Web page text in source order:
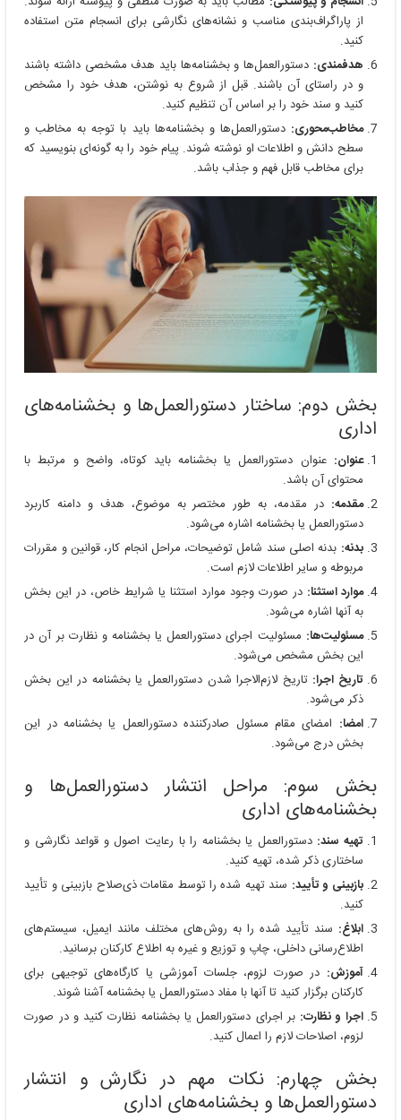
از پاراگراف‌بندی مناسب و نشانه‌های نگارشی برای انسجام متن استفاده
کنید.
هدفمندی: دستورالعمل‌ها و بخشنامه‌ها باید هدف مشخصی داشته باشند
و در راستای آن باشند. قبل از شروع به نوشتن، هدف خود را مشخص
کنید و سند خود را بر اساس آن تنظیم کنید.
مخاطب‌محوری: دستورالعمل‌ها و بخشنامه‌ها باید با توجه به مخاطب و
سطح دانش و اطلاعات او نوشته شوند. پیام خود را به گونه‌ای بنویسید که
برای مخاطب قابل فهم و جذاب باشد.
بخش دوم: ساختار دستورالعمل‌ها و بخشنامه‌های
اداری
عنوان: عنوان دستورالعمل یا بخشنامه باید کوتاه، واضح و مرتبط با
محتوای آن باشد.
مقدمه: در مقدمه، به طور مختصر به موضوع، هدف و دامنه کاربرد
دستورالعمل یا بخشنامه اشاره می‌شود.
بدنه: بدنه اصلی سند شامل توضیحات، مراحل انجام کار، قوانین و مقررات
مربوطه و سایر اطلاعات لازم است.
موارد استثنا: در صورت وجود موارد استثنا یا شرایط خاص، در این بخش
به آنها اشاره می‌شود.
مسئولیت‌ها: مسئولیت اجرای دستورالعمل یا بخشنامه و نظارت بر آن در
این بخش مشخص می‌شود.
تاریخ اجرا: تاریخ لازم‌الاجرا شدن دستورالعمل یا بخشنامه در این بخش
ذکر می‌شود.
امضا: امضای مقام مسئول صادرکننده دستورالعمل یا بخشنامه در این
بخش درج می‌شود.
بخش سوم: مراحل انتشار دستورالعمل‌ها و
بخشنامه‌های اداری
تهیه سند: دستورالعمل یا بخشنامه را با رعایت اصول و قواعد نگارشی و
ساختاری ذکر شده، تهیه کنید.
بازبینی و تأیید: سند تهیه شده را توسط مقامات ذی‌صلاح بازبینی و تأیید
کنید.
ابلاغ: سند تأیید شده را به روش‌های مختلف مانند ایمیل، سیستم‌های
اطلاع‌رسانی داخلی، چاپ و توزیع و غیره به اطلاع کارکنان برسانید.
آموزش: در صورت لزوم، جلسات آموزشی یا کارگاه‌های توجیهی برای
کارکنان برگزار کنید تا آنها با مفاد دستورالعمل یا بخشنامه آشنا شوند.
اجرا و نظارت: بر اجرای دستورالعمل یا بخشنامه نظارت کنید و در صورت
لزوم، اصلاحات لازم را اعمال کنید.
بخش چهارم: نکات مهم در نگارش و انتشار
دستورالعمل‌ها و بخشنامه‌های اداری